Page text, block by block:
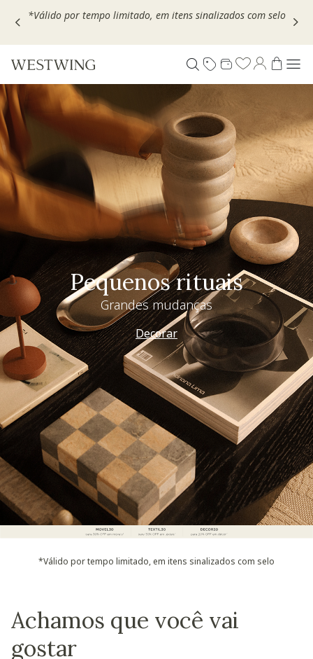
Escolha seu VOUCHER e ganhe até 30% OFF*: useMOVEL30,
Pequenos rituais
Grandes mudanças
Decorar
*Válido por tempo limitado, em itens sinalizados com selo
Achamos que você vai
gostar